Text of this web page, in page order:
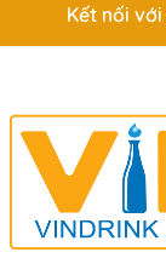
Kết nối